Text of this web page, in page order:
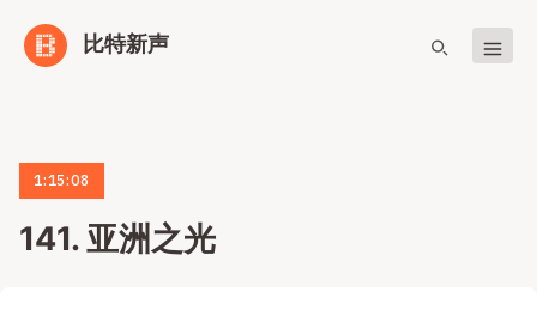
比特新声
1:15:08
141. 亚洲之光